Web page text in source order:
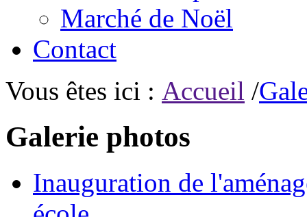
Marché de Noël
Contact
Vous êtes ici : Accueil /
Galerie photos
Inauguration de